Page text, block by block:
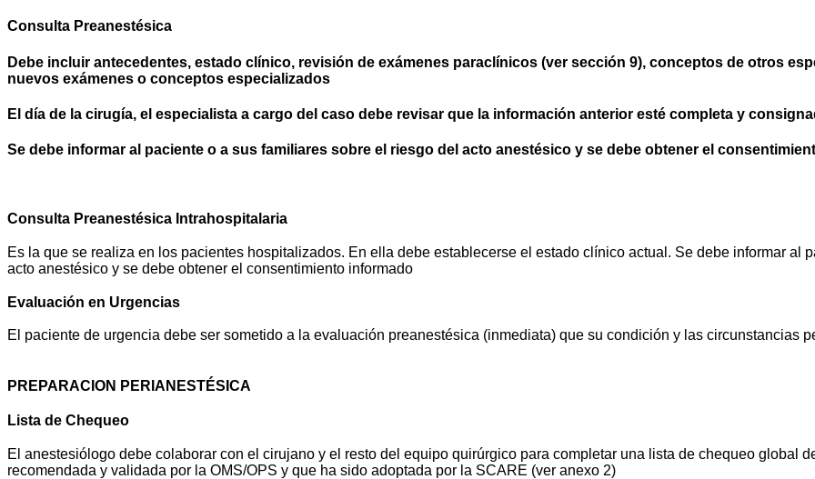
Consulta Preanestésica
Debe incluir antecedentes, estado clínico, revisión de exámenes paraclínicos (ver sección 9), conceptos de otros
nuevos exámenes o conceptos especializados
El día de la cirugía, el especialista a cargo del caso debe revisar que la información anterior esté completa y
Se debe informar al paciente o a sus familiares sobre el riesgo del acto anestésico y se debe obtener el
Consulta Preanestésica Intrahospitalaria
Es la que se realiza en los pacientes hospitalizados. En ella debe establecerse el estado clínico actual. Se debe informar al
acto anestésico y se debe obtener el consentimiento informado
Evaluación en Urgencias
El paciente de urgencia debe ser sometido a la evaluación preanestésica (inmediata) que su condición y las circunstancias
PREPARACION PERIANESTÉSICA
Lista de Chequeo
El anestesiólogo debe colaborar con el cirujano y el resto del equipo quirúrgico para completar una lista de chequeo global
recomendada y validada por la OMS/OPS y que ha sido adoptada por la SCARE (ver anexo 2)